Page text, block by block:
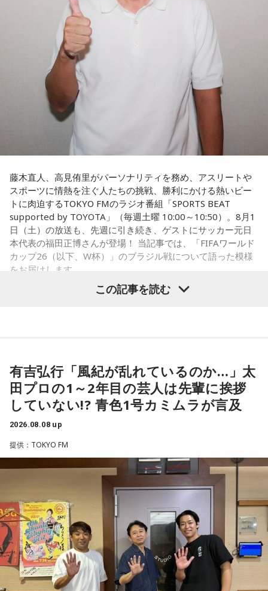
さらに、趣味についてもトークを展開。愛犬と過ごす時間を
増やすために驚くべきあるものを購入したと言う。さて何を
購入したのか…？ 詳しくはradikoタイムフリーで！
藤木直人、高見侑里がパーソナリティを務め、アスリートや
スポーツに情熱を注ぐ人たちの挑戦、勝利にかける熱いビー
トに肉迫するTOKYO FMのラジオ番組「SPORTS BEAT
supported by TOYOTA」（毎週土曜 10:00～10:50）。8月1
日（土）の放送も、先週に引き続き、ゲストにサッカー元日
本代表の福田正博さんが登場！ 当記事では、「FIFAワールド
カップ26（以下、W杯）」のブラジル戦について語った模様
をお届けします。
輝き、Jリーグ通算228試合出場93得点を挙げ、日本代表では
45試合出場で9ゴールを記録するなど活躍を見せ、1993年に
はW杯アジア地区最終予選にも出場しました。2002年に現役
を引退した後は、サッカー解説者としてメディアでの活動の
活かしながら幅広く活動しています。
◆福田正博がW杯ブラジル戦を総括
藤木：ブラジル戦で、前半は佐野海舟選手の素晴らしいイン
ターセプトからのゴールがありましたし、前半の終了間際に
は日本がボールを持つ時間もありました。しかし、後半に入
ってからブラジルが戦略を変えてきて、日本が一方的に押し
込まれてしまった。試合のなかで具体的な戦術が打ち出せな
かったと考えると、（選手のなかに）もう少し具体的な戦略
を示す人、ブレーンが必要なのかなと素人目には思ってしま
うのですが……。
この記事を読む
有吉弘行「風紀が乱れているのか…」太
田プロの1～2年目の芸人は先輩に挨拶
していない!? 青色1号カミムラが言及
2026.08.08 up
提供：TOKYO FM